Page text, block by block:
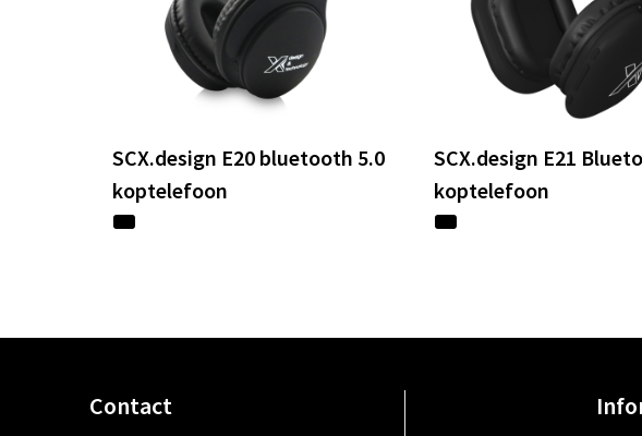
SCX.design E20 bluetooth 5.0
koptelefoon
SCX.design E21
koptelefoon
Contact